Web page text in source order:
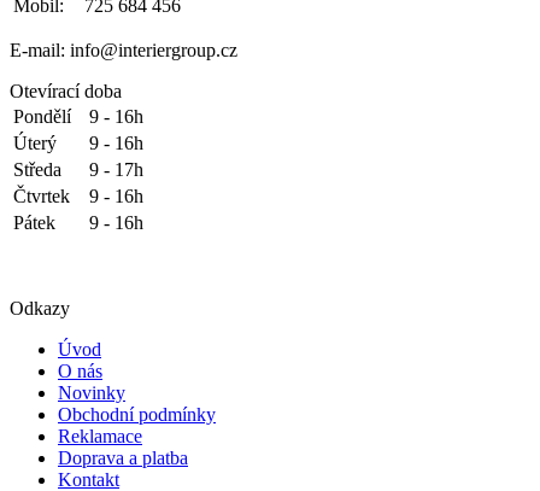
Mobil:
725 684 456
E-mail: info@interiergroup.cz
Otevírací doba
Pondělí
9 - 16h
Úterý
9 - 16h
Středa
9 - 17h
Čtvrtek
9 - 16h
Pátek
9 - 16h
Odkazy
Úvod
O nás
Novinky
Obchodní podmínky
Reklamace
Doprava a platba
Kontakt